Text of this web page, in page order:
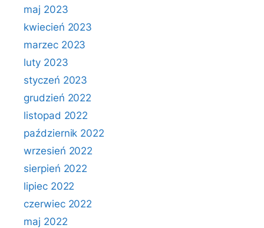
maj 2023
kwiecień 2023
marzec 2023
luty 2023
styczeń 2023
grudzień 2022
listopad 2022
październik 2022
wrzesień 2022
sierpień 2022
lipiec 2022
czerwiec 2022
maj 2022